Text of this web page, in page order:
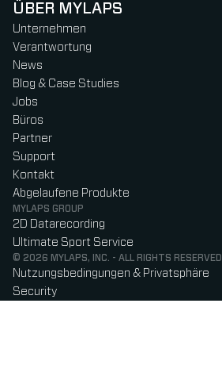
ÜBER MYLAPS
Unternehmen
Verantwortung
News
Blog & Case Studies
Jobs
Büros
Partner
Support
Kontakt
Abgelaufene Produkte
MYLAPS GROUP
2D Datarecording
Ultimate Sport Service
© 2026 MYLAPS, INC. - ALL RIGHTS RESERVED
Nutzungsbedingungen & Privatsphäre
Security